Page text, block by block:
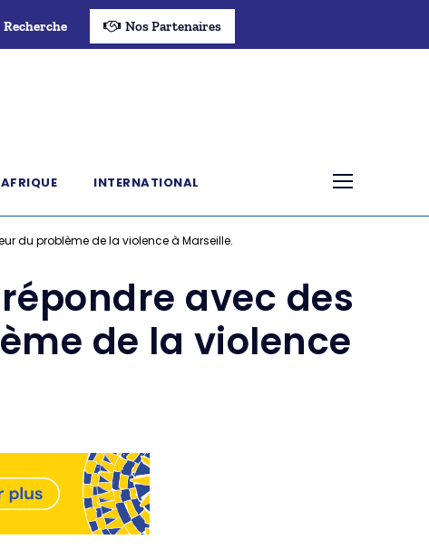
Recherche Nos Partenaires
AFRIQUE INTERNATIONAL
du problème de la violence à Marseille.
avec des
de la violence